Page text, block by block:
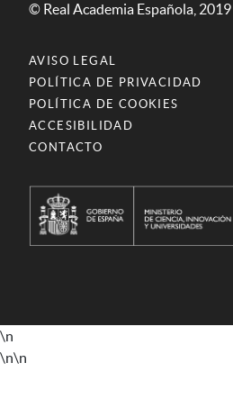
© Real Academia Española, 2019
AVISO LEGAL
POLÍTICA DE PRIVACIDAD
POLÍTICA DE COOKIES
ACCESIBILIDAD
CONTACTO
\n
\n\n